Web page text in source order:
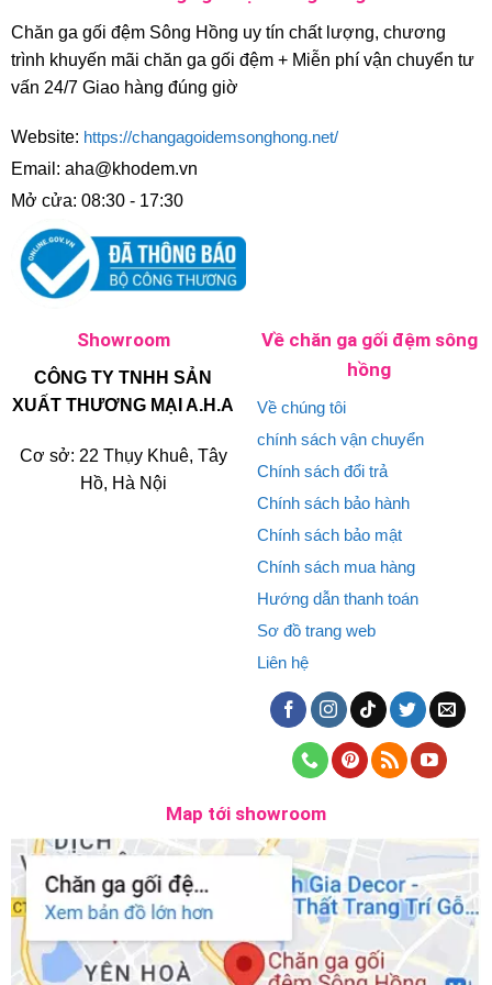
Chăn ga gối đệm Sông Hồng uy tín chất lượng, chương
trình khuyến mãi chăn ga gối đệm + Miễn phí vận chuyển tư
vấn 24/7 Giao hàng đúng giờ
Website: https://changagoidemsonghong.net/
Email: aha@khodem.vn
Mở cửa: 08:30 - 17:30
Showroom
CÔNG TY TNHH SẢN
XUẤT THƯƠNG MẠI A.H.A
Cơ sở: 22 Thụy Khuê, Tây
Hồ, Hà Nội
Về chăn ga gối đệm sông
hồng
Về chúng tôi
chính sách vận chuyển
Chính sách đổi trả
Chính sách bảo hành
Chính sách bảo mật
Chính sách mua hàng
Hướng dẫn thanh toán
Sơ đồ trang web
Liên hệ
Map tới showroom